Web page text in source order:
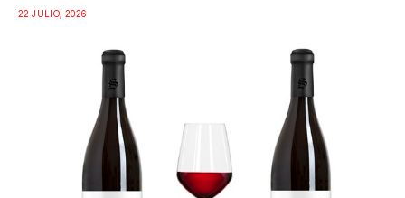
22 JULIO, 2026